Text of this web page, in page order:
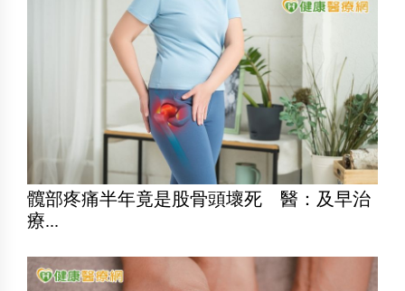
髖部疼痛半年竟是股骨頭壞死 醫：及早治
療...